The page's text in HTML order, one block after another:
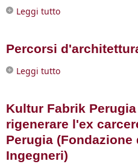
Leggi tutto
Percorsi
Leggi tutto
Kultur Fabrik
rigenerare l'ex
Perugia
Ingegneri)